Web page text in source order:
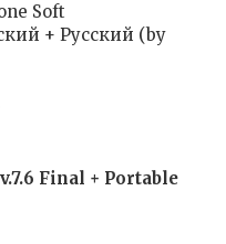
Soft
+ Русский (by
Final + Portable